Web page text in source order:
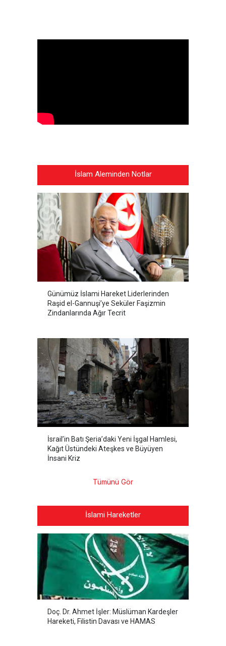
İslam Aleminden Notlar
Günümüz İslami Hareket Liderlerinden
Raşid el-Gannuşi’ye Seküler Faşizmin
Zindanlarında Ağır Tecrit
İsrail’in Batı Şeria’daki Yeni İşgal Hamlesi,
Kağıt Üstündeki Ateşkes ve Büyüyen
İnsani Kriz
Tümünü Gör
İslami Hareketler
Doç. Dr. Ahmet İşler: Müslüman Kardeşler
Hareketi, Filistin Davası ve HAMAS